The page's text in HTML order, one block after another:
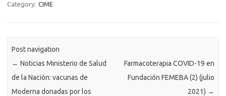
Category: CIME
Post navigation
← Noticias Ministerio de Salud
de la Nación: vacunas de
Moderna donadas por los
Farmacoterapia COVID-19 en
Fundación FEMEBA (2) (julio
2021) →